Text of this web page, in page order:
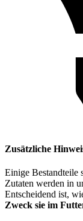
Zusätzliche
Einige Bestandteile
Zutaten werden in
Entscheidend ist,
Zweck sie im